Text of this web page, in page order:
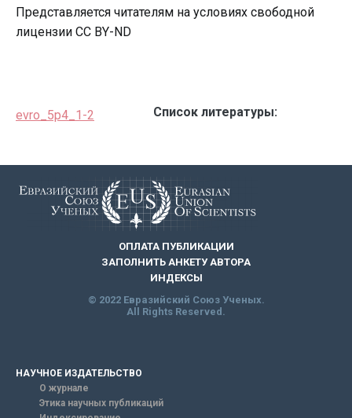
Представляется читателям на условиях свободной
лицензии CC BY-ND
evro_5p4_1-2 Список литературы:
ОПЛАТА ПУБЛИКАЦИИ
ЗАПОЛНИТЬ АНКЕТУ АВТОРА
ИНДЕКСЫ
© 2022 Евразийский Союз Ученых.
All Rights Reserved.
НАУЧНОЕ ИЗДАТЕЛЬСТВО
О журнале
Этика научных публикаций